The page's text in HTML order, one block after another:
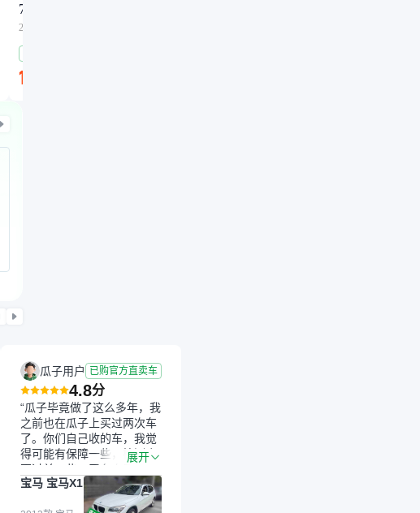
7 2025款 增程 251km Max
2025年
18.49
瓜子用户 已购官方直卖车
4.8分
“瓜子毕竟做了这么多年，我
之前也在瓜子上买过两次车
了。你们自己收的车，我觉
得可能有保障一些，检测会
更过关一些。平台自己收上
来再卖的车，应该更可靠。
我买的是宝马X1，主要看中
展开
宝马 宝马X1